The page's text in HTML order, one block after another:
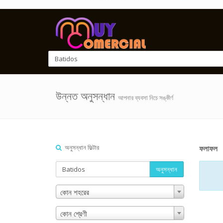
উন্নত অনুসন্ধান আপনার ব্যবসা নিচে সঙ্কীর্ণ
অনুসন্ধান ফিল্টার
অনুসন্ধান
কোন শহরের
কোন শ্রেণী
ফলাফল